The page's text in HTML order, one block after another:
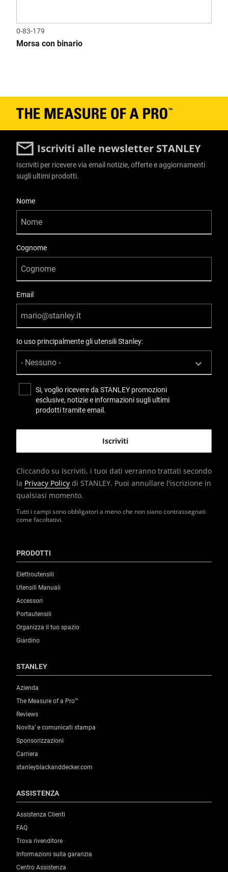
0-83-179
Morsa con binario
Iscriviti alle newsletter STANLEY
Tutti i campi sono obbligatori a meno che non siano contrassegnati
come facoltativi.
Iscriviti per ricevere via email notizie, offerte e aggiornamenti
sugli ultimi prodotti.
Nome
Cognome
Email
Io uso principalmente gli utensili Stanley:
Si, voglio ricevere da STANLEY promozioni
esclusive, notizie e informazioni sugli ultimi
prodotti tramite email.
Cliccando su Iscriviti, i tuoi dati verranno trattati secondo
la Privacy Policy di STANLEY. Puoi annullare l'iscrizione in
qualsiasi momento.
PRODOTTI
Elettroutensili
Utensili Manuali
Accessori
Portautensili
Organizza il tuo spazio
Giardino
STANLEY
Azienda
The Measure of a Pro™
Reviews
Novita’ e comunicati stampa
Sponsorizzazioni
Carriera
stanleyblackanddecker.com
ASSISTENZA
Assistenza Clienti
FAQ
Trova rivenditore
Informazioni sulla garanzia
Centro Assistenza